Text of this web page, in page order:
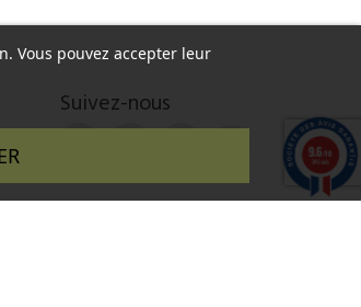
Vous pouvez accepter leur
Suivez-nous
9.6 /10
346 avis